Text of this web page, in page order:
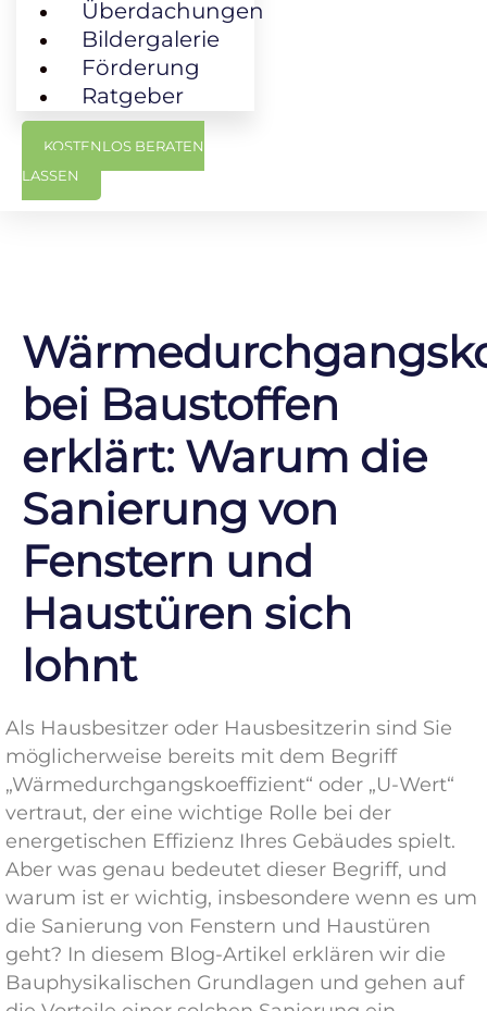
Überdachungen
Bildergalerie
Förderung
Ratgeber
KOSTENLOS BERATEN
LASSEN
bei Baustoffen
erklärt: Warum die
Sanierung von
Fenstern und
Haustüren sich
lohnt
Als Hausbesitzer oder Hausbesitzerin sind Sie
möglicherweise bereits mit dem Begriff
„Wärmedurchgangskoeffizient“ oder „U-Wert“
vertraut, der eine wichtige Rolle bei der
energetischen Effizienz Ihres Gebäudes spielt.
Aber was genau bedeutet dieser Begriff, und
warum ist er wichtig, insbesondere wenn es um
die Sanierung von Fenstern und Haustüren
geht? In diesem Blog-Artikel erklären wir die
Bauphysikalischen Grundlagen und gehen auf